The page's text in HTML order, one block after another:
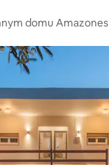
domu Amazones
kategorii Wybór gości